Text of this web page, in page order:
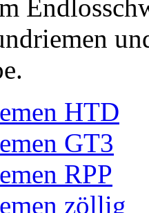
HTD
GT3
RPP
zöllig